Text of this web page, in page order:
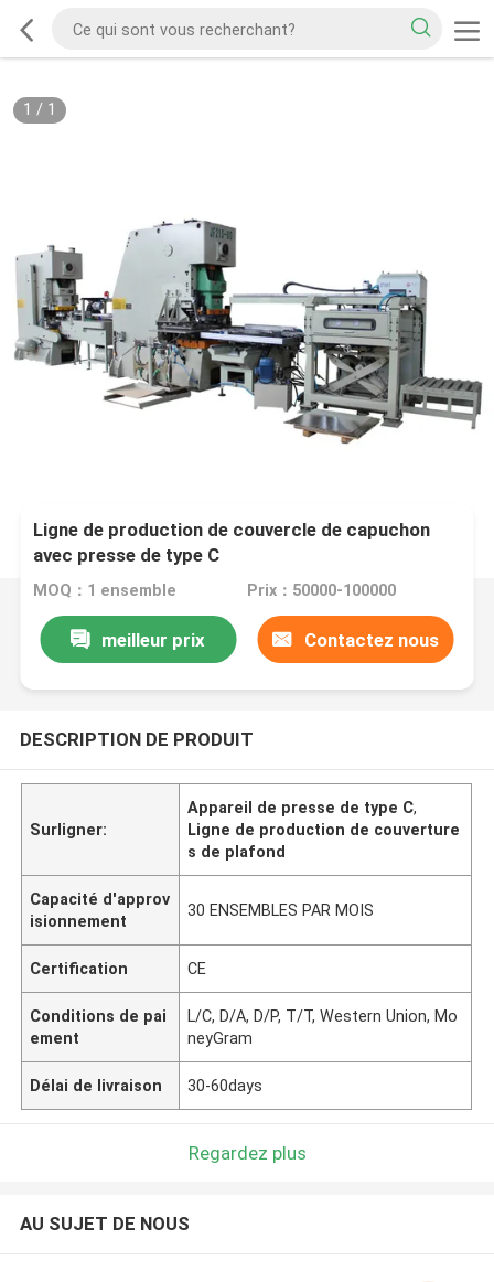
1 / 1
Ligne de production de couvercle de capuchon
avec presse de type C
MOQ：1 ensemble Prix：50000-100000
meilleur prix Contactez nous
DESCRIPTION DE PRODUIT
Surligner:
Appareil de presse de type C,
Ligne de production de couverture
s de plafond
Capacité d'approv
isionnement
30 ENSEMBLES PAR MOIS
Certification CE
Conditions de pai
ement
L/C, D/A, D/P, T/T, Western Union, Mo
neyGram
Délai de livraison 30-60days
Regardez plus
AU SUJET DE NOUS